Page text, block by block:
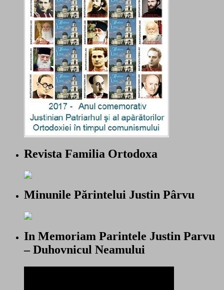
Revista Familia Ortodoxa
Minunile Părintelui Justin Pârvu
In Memoriam Parintele Justin Parvu
– Duhovnicul Neamului